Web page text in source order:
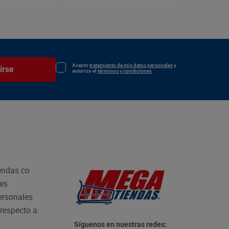
Aceptotratamiento de mis datos personalesy
autorizo el términos y condiciones
a
Síguenos en nuestras redes: